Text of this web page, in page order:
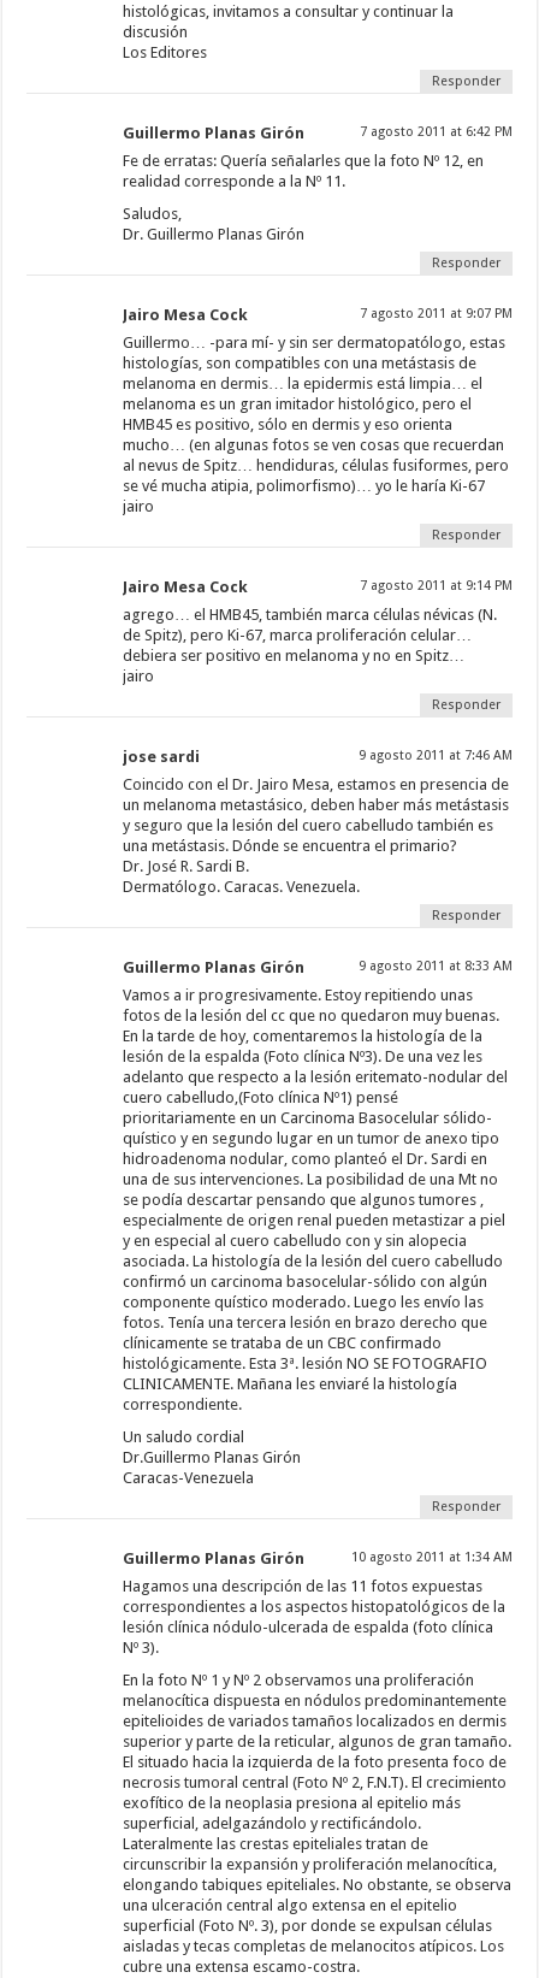
histológicas, invitamos a consultar y continuar la
discusión
Los Editores
Responder
Guillermo Planas Girón 7 agosto 2011 at 6:42 PM
Fe de erratas: Quería señalarles que la foto Nº 12, en
realidad corresponde a la Nº 11.
Saludos,
Dr. Guillermo Planas Girón
Responder
Jairo Mesa Cock 7 agosto 2011 at 9:07 PM
Guillermo… -para mí- y sin ser dermatopatólogo, estas
histologías, son compatibles con una metástasis de
melanoma en dermis… la epidermis está limpia… el
melanoma es un gran imitador histológico, pero el
HMB45 es positivo, sólo en dermis y eso orienta
mucho… (en algunas fotos se ven cosas que recuerdan
al nevus de Spitz… hendiduras, células fusiformes, pero
se vé mucha atipia, polimorfismo)… yo le haría Ki-67
jairo
Responder
Jairo Mesa Cock 7 agosto 2011 at 9:14 PM
agrego… el HMB45, también marca células névicas (N.
de Spitz), pero Ki-67, marca proliferación celular…
debiera ser positivo en melanoma y no en Spitz…
jairo
Responder
jose sardi 9 agosto 2011 at 7:46 AM
Coincido con el Dr. Jairo Mesa, estamos en presencia de
un melanoma metastásico, deben haber más metástasis
y seguro que la lesión del cuero cabelludo también es
una metástasis. Dónde se encuentra el primario?
Dr. José R. Sardi B.
Dermatólogo. Caracas. Venezuela.
Responder
Guillermo Planas Girón 9 agosto 2011 at 8:33 AM
Vamos a ir progresivamente. Estoy repitiendo unas
fotos de la lesión del cc que no quedaron muy buenas.
En la tarde de hoy, comentaremos la histología de la
lesión de la espalda (Foto clínica Nº3). De una vez les
adelanto que respecto a la lesión eritemato-nodular del
cuero cabelludo,(Foto clínica Nº1) pensé
prioritariamente en un Carcinoma Basocelular sólido-
quístico y en segundo lugar en un tumor de anexo tipo
hidroadenoma nodular, como planteó el Dr. Sardi en
una de sus intervenciones. La posibilidad de una Mt no
se podía descartar pensando que algunos tumores ,
especialmente de origen renal pueden metastizar a piel
y en especial al cuero cabelludo con y sin alopecia
asociada. La histología de la lesión del cuero cabelludo
confirmó un carcinoma basocelular-sólido con algún
componente quístico moderado. Luego les envío las
fotos. Tenía una tercera lesión en brazo derecho que
clínicamente se trataba de un CBC confirmado
histológicamente. Esta 3ª. lesión NO SE FOTOGRAFIO
CLINICAMENTE. Mañana les enviaré la histología
correspondiente.
Un saludo cordial
Dr.Guillermo Planas Girón
Caracas-Venezuela
Responder
Guillermo Planas Girón 10 agosto 2011 at 1:34 AM
Hagamos una descripción de las 11 fotos expuestas
correspondientes a los aspectos histopatológicos de la
lesión clínica nódulo-ulcerada de espalda (foto clínica
Nº 3).
En la foto Nº 1 y Nº 2 observamos una proliferación
melanocítica dispuesta en nódulos predominantemente
epitelioides de variados tamaños localizados en dermis
superior y parte de la reticular, algunos de gran tamaño.
El situado hacia la izquierda de la foto presenta foco de
necrosis tumoral central (Foto Nº 2, F.N.T). El crecimiento
exofítico de la neoplasia presiona al epitelio más
superficial, adelgazándolo y rectificándolo.
Lateralmente las crestas epiteliales tratan de
circunscribir la expansión y proliferación melanocítica,
elongando tabiques epiteliales. No obstante, se observa
una ulceración central algo extensa en el epitelio
superficial (Foto Nº. 3), por donde se expulsan células
aisladas y tecas completas de melanocitos atípicos. Los
cubre una extensa escamo-costra.